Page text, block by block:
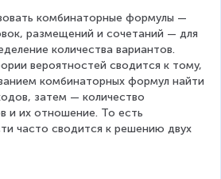
комбинаторные формулы —
размещений и сочетаний — для
количества вариантов.
вероятностей сводится к тому,
комбинаторных формул найти
затем — количество
и их отношение. То есть
часто сводится к решению двух